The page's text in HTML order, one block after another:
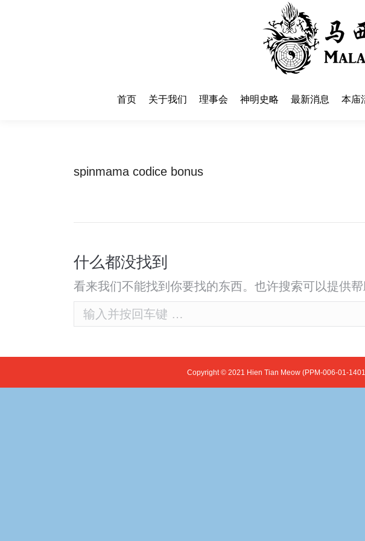
首页 关于我们 理事会 神明史略 最新消息 本庙
spinmama codice bonus
什么都没找到
看来我们不能找到你要找的东西。也许搜索可以提供帮
Search:
Copyright © 2021 Hien Tian Meow (PPM-006-01-
神明史略 最新消息 本庙